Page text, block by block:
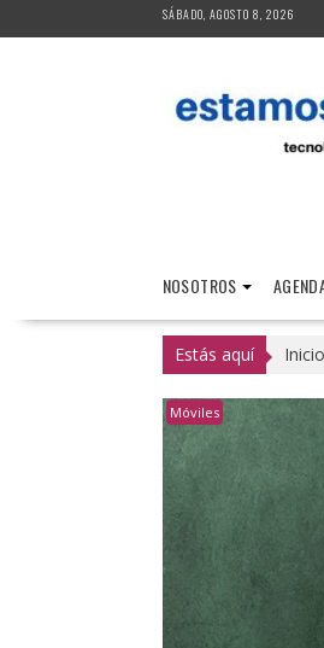
al
SÁBADO, AGOSTO 8, 2026
NOSOTROS
Estás aquí Inicio
Móviles